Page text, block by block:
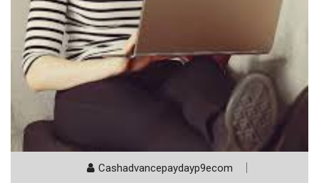
Cashadvancepaydayp9ecom